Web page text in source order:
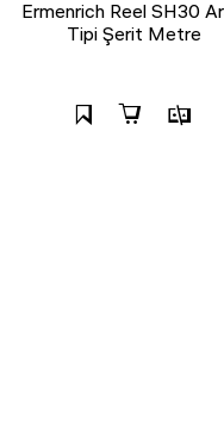
Ermenrich Reel SH30
Tipi Şerit Metre